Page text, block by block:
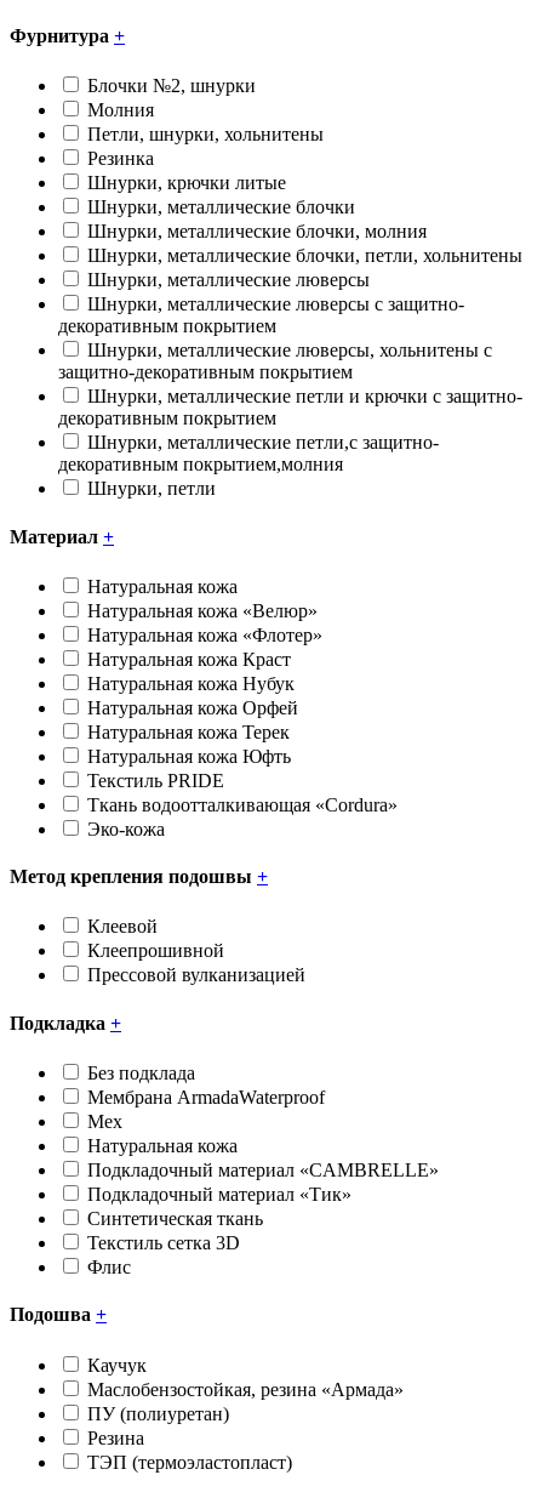
Фурнитура +
Блочки №2, шнурки
Молния
Петли, шнурки, хольнитены
Резинка
Шнурки, крючки литые
Шнурки, металлические блочки
Шнурки, металлические блочки, молния
Шнурки, металлические блочки, петли, хольнитены
Шнурки, металлические люверсы
Шнурки, металлические люверсы с защитно-
декоративным покрытием
Шнурки, металлические люверсы, хольнитены с
защитно-декоративным покрытием
Шнурки, металлические петли и крючки с защитно-
декоративным покрытием
Шнурки, металлические петли,с защитно-
декоративным покрытием,молния
Шнурки, петли
Материал +
Натуральная кожа
Натуральная кожа «Велюр»
Натуральная кожа «Флотер»
Натуральная кожа Краст
Натуральная кожа Нубук
Натуральная кожа Орфей
Натуральная кожа Терек
Натуральная кожа Юфть
Текстиль PRIDE
Ткань водоотталкивающая «Cоrdura»
Эко-кожа
Метод крепления подошвы +
Клеевой
Клеепрошивной
Прессовой вулканизацией
Подкладка +
Без подклада
Мембрана ArmadaWaterproof
Мех
Натуральная кожа
Подкладочный материал «CAMBRELLE»
Подкладочный материал «Тик»
Синтетическая ткань
Текстиль сетка 3D
Флис
Подошва +
Каучук
Маслобензостойкая, резина «Армада»
ПУ (полиуретан)
Резина
ТЭП (термоэластопласт)